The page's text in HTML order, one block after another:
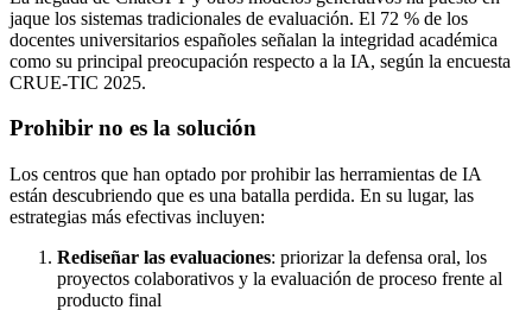
jaque los sistemas tradicionales de evaluación. El 72 % de los
docentes universitarios españoles señalan la integridad académica
como su principal preocupación respecto a la IA, según la encuesta
CRUE-TIC 2025.
Prohibir no es la solución
Los centros que han optado por prohibir las herramientas de IA
están descubriendo que es una batalla perdida. En su lugar, las
estrategias más efectivas incluyen:
Rediseñar las evaluaciones: priorizar la defensa oral, los
proyectos colaborativos y la evaluación de proceso frente al
producto final